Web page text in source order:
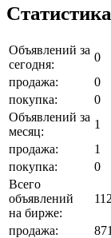
Статистика
Объявлений за
сегодня:
0
продажа:
0
покупка:
0
Объявлений за
месяц:
1
продажа:
1
покупка:
0
Всего
объявлений
на бирже:
продажа: